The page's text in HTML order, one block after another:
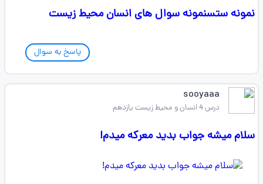
نمونه ستسنمونه سوال های انسان محیط زیست
پاسخ به سوال
sooyaaa
درس 4 انسان و محیط زیست یازدهم
سلام میشه جواب بدید معرکه میدم!